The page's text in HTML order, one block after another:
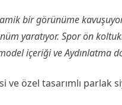
bir görünüme
yaratıyor. Spor ön
içeriği ve Aydınlatma
ve özel tasarımlı parlak